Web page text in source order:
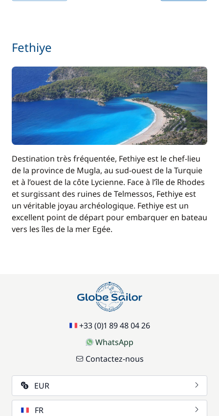
Fethiye
Destination très fréquentée, Fethiye est le chef-lieu
de la province de Mugla, au sud-ouest de la Turquie
et à l’ouest de la côte Lycienne. Face à l’île de Rhodes
et surgissant des ruines de Telmessos, Fethiye est
un véritable joyau archéologique. Fethiye est un
excellent point de départ pour embarquer en bateau
vers les îles de la mer Egée.
+33 (0)1 89 48 04 26
WhatsApp
Contactez-nous
EUR
FR